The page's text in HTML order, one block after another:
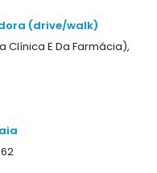
(drive/walk)
Clínica E Da Farmácia),